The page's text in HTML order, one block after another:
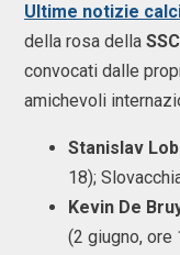
Ultime notizie
della rosa della
convocati dalle
amichevoli
Stanislav
18);
Kevin De
(2 giugno, ore